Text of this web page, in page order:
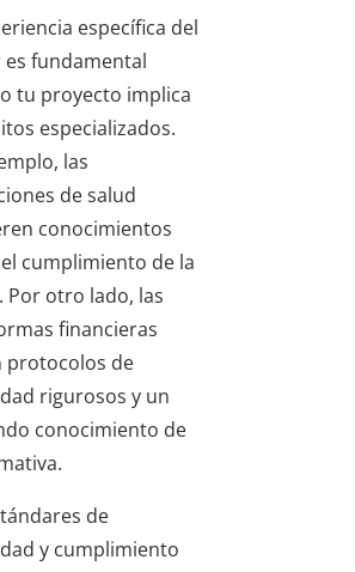
específica del
fundamental
tu proyecto implica
especializados.
las
de salud
conocimientos
cumplimiento de la
Por otro lado, las
financieras
protocolos de
rigurosos y un
conocimiento de
de
y cumplimiento